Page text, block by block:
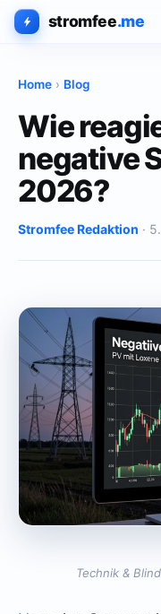
stromfee.me
Home › Blog
Wie
negative
2026?
Stromfee Redaktion ·
Technik &